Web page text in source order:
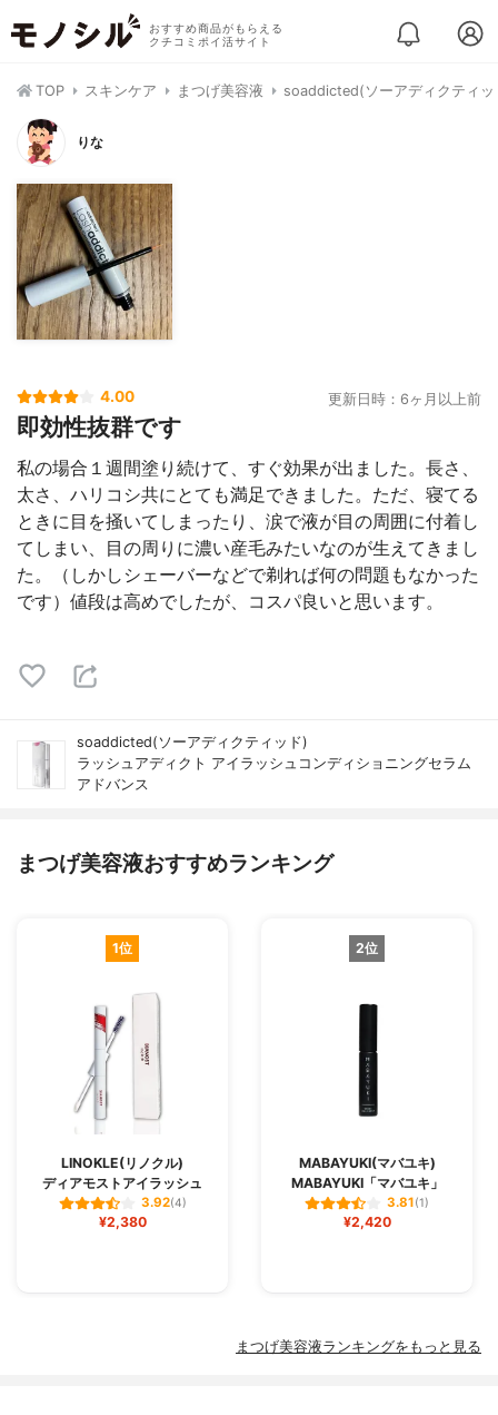
おすすめ商品がもらえる
クチコミポイ活サイト
TOP スキンケア まつげ美容液 soaddicted(ソーアディクティ
りな
4.00 更新日時：6ヶ月以上前
即効性抜群です
私の場合１週間塗り続けて、すぐ効果が出ました。長さ、
太さ、ハリコシ共にとても満足できました。ただ、寝てる
ときに目を掻いてしまったり、涙で液が目の周囲に付着し
てしまい、目の周りに濃い産毛みたいなのが生えてきまし
た。（しかしシェーバーなどで剃れば何の問題もなかった
です）値段は高めでしたが、コスパ良いと思います。
soaddicted(ソーアディクティッド)
ラッシュアディクト アイラッシュコンディショニングセラム
アドバンス
まつげ美容液おすすめランキング
1位
LINOKLE(リノクル)
ディアモストアイラッシュ
3.92(4)
¥2,380
2位
MABAYUKI(マバユキ)
MABAYUKI「マバユキ」
3.81(1)
¥2,420
まつげ美容液ランキングをもっと見る